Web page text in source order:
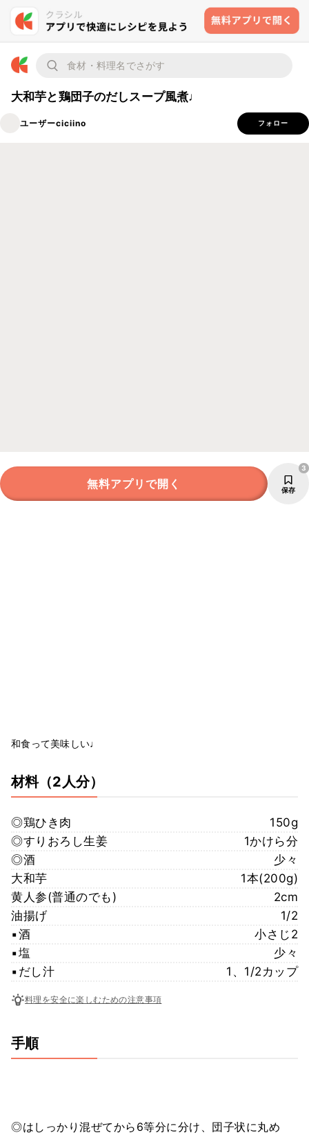
大和芋と鶏団子のだしスープ風煮♩
ユーザーciciino フォロー
無料アプリで開く 保存
3
和食って美味しい♩
材料（2人分）
◎鶏ひき肉
150g
◎すりおろし生姜
1かけら分
◎酒
少々
大和芋
1本(200g)
黄人参(普通のでも)
2cm
油揚げ
1/2
▪︎酒
小さじ2
▪︎塩
少々
▪︎だし汁
1、1/2カップ
料理を安全に楽しむための注意事項
手順
◎はしっかり混ぜてから6等分に分け、団子状に丸め